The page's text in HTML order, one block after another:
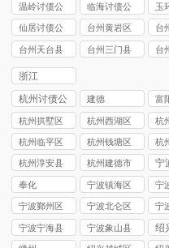
温岭讨债公
司
临海讨债公
司
玉
司
仙居讨债公
司
台州黄岩区
讨债公司
台
讨
台州天台县
讨债公司
台州三门县
台
浙江
杭州讨债公
司
建德 富
杭州拱墅区
讨债公司
杭州西湖区
讨债公司
杭
讨
杭州临平区
讨债公司
杭州钱塘区
讨债公司
杭
讨
杭州淳安县
讨债公司
杭州建德市
讨债公司
宁
司
奉化
宁波镇海区
讨债公司
宁
讨
宁波鄞州区
讨债公司
宁波北仑区
讨债公司
宁
讨
宁波宁海县
讨债公司
宁波象山县
讨债公司
绍
司